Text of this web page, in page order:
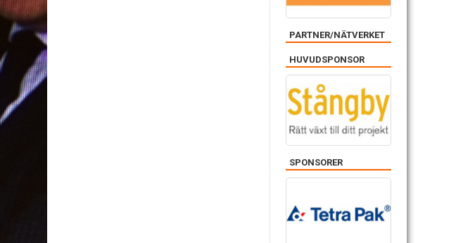
PARTNER/NÄTVERKET
HUVUDSPONSOR
SPONSORER